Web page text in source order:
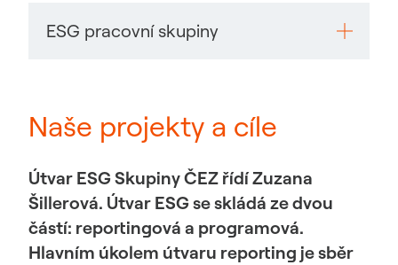
řízenými v rámci 1 divize, jejichž cílem je
ESG pracovní skupiny
v rámci celé Skupiny ČEZ. V čele ESG
předsedou ŘV.
Naše projekty a cíle
Útvar ESG Skupiny ČEZ řídí Zuzana
Šillerová. Útvar ESG se skládá ze dvou
částí: reportingová a programová.
Hlavním úkolem útvaru reporting je sběr